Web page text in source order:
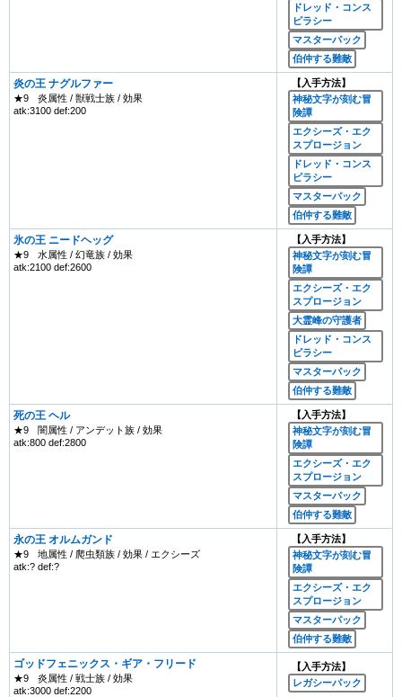
ドレッド・コンス
ピラシー
マスターパック
伯仲する難敵
炎の王 ナグルファー
★9
炎属性 / 獣戦士族 / 効果
atk:3100 def:200
【入手方法】
神秘文字が刻む冒
険譚
エクシーズ・エク
スプロージョン
ドレッド・コンス
ピラシー
マスターパック
伯仲する難敵
氷の王 ニードヘッグ
★9
水属性 / 幻竜族 / 効果
atk:2100 def:2600
【入手方法】
神秘文字が刻む冒
険譚
エクシーズ・エク
スプロージョン
大霊峰の守護者
ドレッド・コンス
ピラシー
マスターパック
伯仲する難敵
死の王 ヘル
★9
闇属性 / アンデット族 / 効果
atk:800 def:2800
【入手方法】
神秘文字が刻む冒
険譚
エクシーズ・エク
スプロージョン
マスターパック
伯仲する難敵
永の王 オルムガンド
★9
地属性 / 爬虫類族 / 効果 / エクシーズ
atk:? def:?
【入手方法】
神秘文字が刻む冒
険譚
エクシーズ・エク
スプロージョン
マスターパック
伯仲する難敵
ゴッドフェニックス・ギア・フリード
★9
炎属性 / 戦士族 / 効果
atk:3000 def:2200
【入手方法】
レガシーパック